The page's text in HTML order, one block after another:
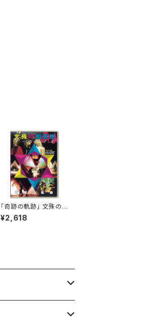
「奇跡の軌跡」 文殊の知
恵熱アーカイブス
¥2,618